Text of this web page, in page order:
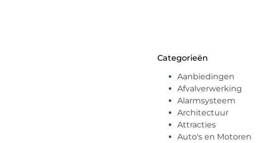
Categorieën
Aanbiedingen
Afvalverwerking
Alarmsysteem
Architectuur
Attracties
Auto's en Motoren